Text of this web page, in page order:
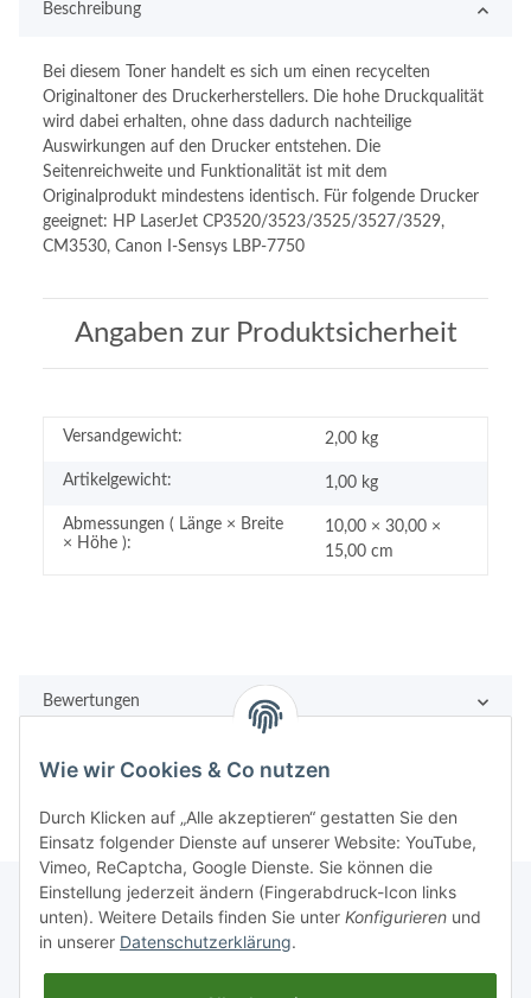
Beschreibung
Bei diesem Toner handelt es sich um einen recycelten
Originaltoner des Druckerherstellers. Die hohe Druckqualität
wird dabei erhalten, ohne dass dadurch nachteilige
Auswirkungen auf den Drucker entstehen. Die
Seitenreichweite und Funktionalität ist mit dem
Originalprodukt mindestens identisch. Für folgende Drucker
geeignet: HP LaserJet CP3520/3523/3525/3527/3529,
CM3530, Canon I-Sensys LBP-7750
Angaben zur Produktsicherheit
Versandgewicht: 2,00 kg
Artikelgewicht: 1,00 kg
Abmessungen ( Länge × Breite
× Höhe ):
10,00 × 30,00 ×
15,00 cm
Bewertungen
Rechtliches
Wie wir Cookies & Co nutzen
Durch Klicken auf „Alle akzeptieren“ gestatten Sie den
Einsatz folgender Dienste auf unserer Website: YouTube,
Vimeo, ReCaptcha, Google Dienste. Sie können die
Einstellung jederzeit ändern (Fingerabdruck-Icon links
unten). Weitere Details finden Sie unter Konfigurieren und
in unserer Datenschutzerklärung.